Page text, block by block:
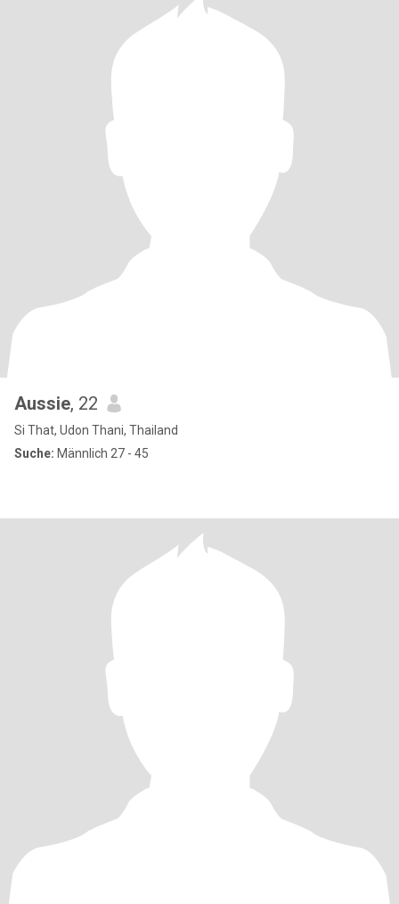
Aussie, 22
Si That, Udon Thani, Thailand
Suche: Männlich 27 - 45